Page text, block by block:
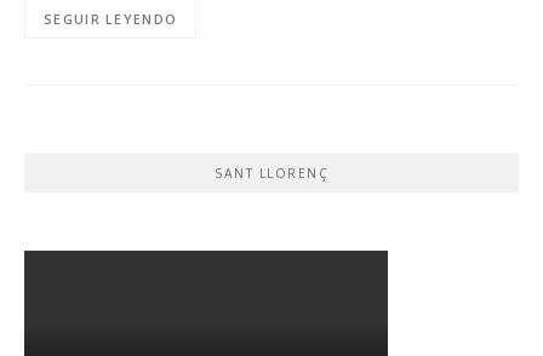
SEGUIR LEYENDO
SANT LLORENÇ